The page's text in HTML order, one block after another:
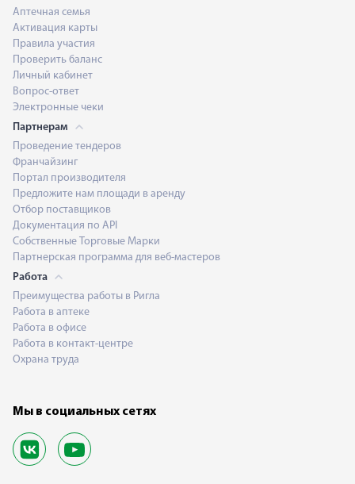
Аптечная семья
Активация карты
Правила участия
Проверить баланс
Личный кабинет
Вопрос-ответ
Электронные чеки
Партнерам
Проведение тендеров
Франчайзинг
Портал производителя
Предложите нам площади в аренду
Отбор поставщиков
Документация по API
Собственные Торговые Марки
Партнерская программа для веб-мастеров
Работа
Преимущества работы в Ригла
Работа в аптеке
Работа в офисе
Работа в контакт-центре
Охрана труда
Мы в социальных сетях